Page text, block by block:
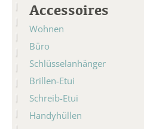
Accessoires
Wohnen
Büro
Schlüsselanhänger
Brillen-Etui
Schreib-Etui
Handyhüllen